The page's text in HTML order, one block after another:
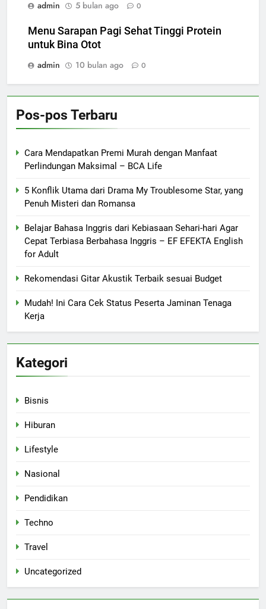
admin 5 bulan ago 0
Menu Sarapan Pagi Sehat Tinggi Protein
untuk Bina Otot
admin
10 bulan ago 0
Pos-pos Terbaru
Cara Mendapatkan Premi Murah dengan Manfaat
Perlindungan Maksimal – BCA Life
5 Konflik Utama dari Drama My Troublesome Star, yang
Penuh Misteri dan Romansa
Belajar Bahasa Inggris dari Kebiasaan Sehari-hari Agar
Cepat Terbiasa Berbahasa Inggris – EF EFEKTA English
for Adult
Rekomendasi Gitar Akustik Terbaik sesuai Budget
Mudah! Ini Cara Cek Status Peserta Jaminan Tenaga
Kerja
Kategori
Bisnis
Hiburan
Lifestyle
Nasional
Pendidikan
Techno
Travel
Uncategorized